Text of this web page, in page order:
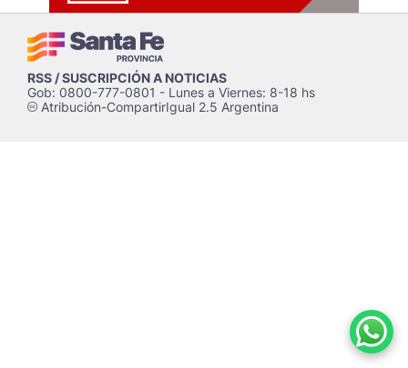
RSS / SUSCRIPCIÓN A NOTICIAS
Gob: 0800-777-0801 - Lunes a Viernes: 8-18 hs
cAtribución-CompartirIgual 2.5 Argentina